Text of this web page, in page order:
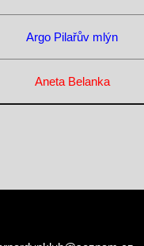
Argo Pilařův mlýn
Aneta Belanka